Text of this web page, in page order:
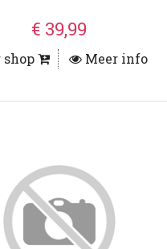
€ 39,99
shop Meer info